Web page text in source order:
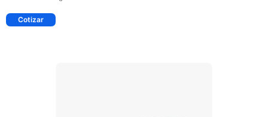
Cotizar